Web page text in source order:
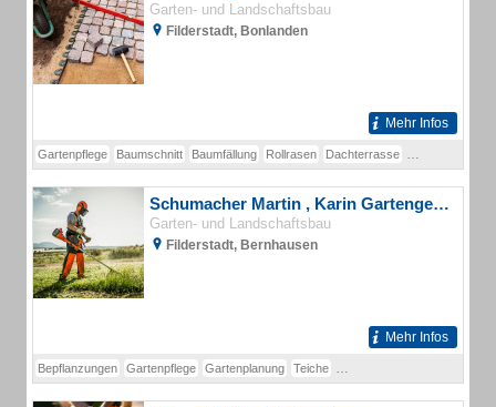
Garten- und Landschaftsbau
Filderstadt, Bonlanden
Mehr Infos
Gartenpflege Baumschnitt Baumfällung Rollrasen Dachterrasse
Schumacher Martin , Karin Gartengestaltung
Garten- und Landschaftsbau
Filderstadt, Bernhausen
Mehr Infos
Bepflanzungen Gartenpflege Gartenplanung Teiche